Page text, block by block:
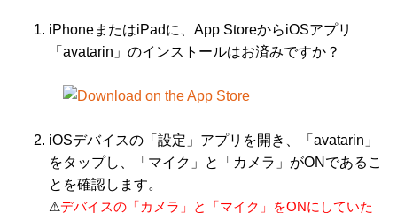
iPhoneまたはiPadに、App StoreからiOSアプリ
「avatarin」のインストールはお済みですか？
iOSデバイスの「設定」アプリを開き、「avatarin」
をタップし、「マイク」と「カメラ」がONであるこ
とを確認します。
⚠デバイスの「カメラ」と「マイク」をONにしていた